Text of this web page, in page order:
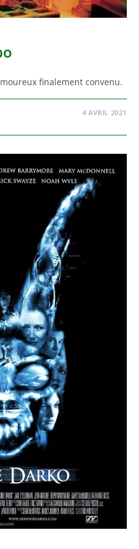
finalement convenu.
4 AVRIL 2021